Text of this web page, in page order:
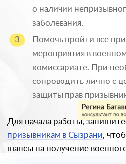
о наличии
заболевания.
Помочь пройти все
мероприятия в военном
комиссариате. При
сопроводить лично с
защиты прав
Для начала работы,
призывникам в Сызрани,
шансы на получение